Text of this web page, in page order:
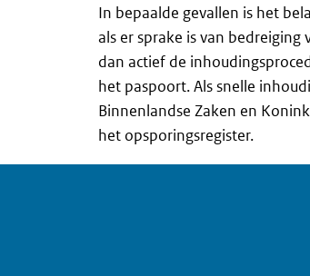
In bepaalde gevallen is het
als er sprake is van
dan actief de
het paspoort. Als snelle
Binnenlandse Zaken en
het opsporingsregister.